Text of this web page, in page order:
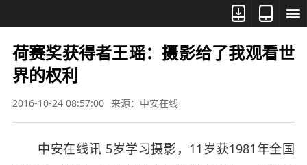



荷赛奖获得者王瑶：摄影给了我观看世
界的权利
2016-10-24 08:57:00 来源：中安在线
中安在线讯 5岁学习摄影，11岁获1981年全国